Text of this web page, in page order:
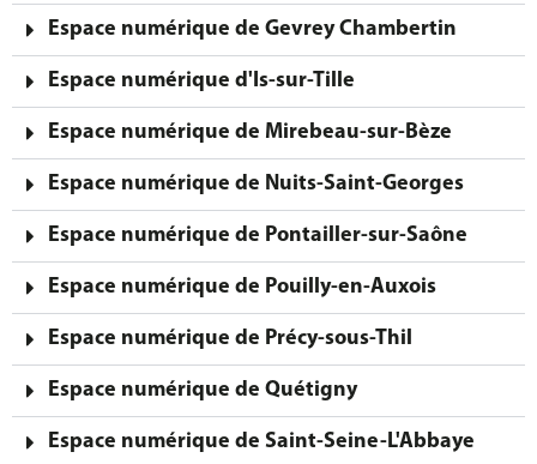
Espace numérique de Gevrey Chambertin
Espace numérique d'Is-sur-Tille
Espace numérique de Mirebeau-sur-Bèze
Espace numérique de Nuits-Saint-Georges
Espace numérique de Pontailler-sur-Saône
Espace numérique de Pouilly-en-Auxois
Espace numérique de Précy-sous-Thil
Espace numérique de Quétigny
Espace numérique de Saint-Seine-L'Abbaye